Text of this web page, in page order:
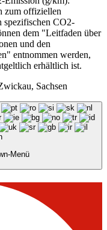
zum offiziellen
CO2-
dem "Leitfaden über
und den
entnommen werden,
erhältlich ist.
Sachsen